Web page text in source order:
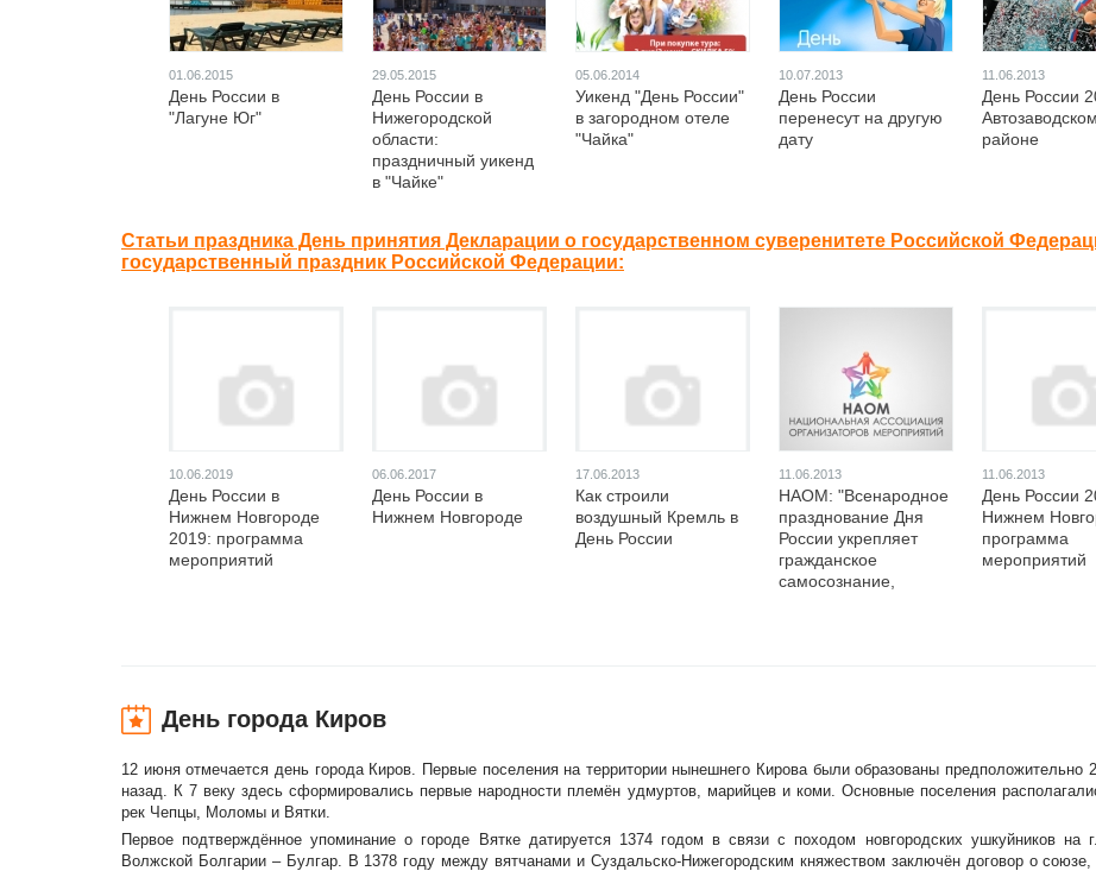
01.06.2015
День России в
"Лагуне Юг"
29.05.2015
День России в
Нижегородской
области:
праздничный уикенд
в "Чайке"
05.06.2014
Уикенд "День России"
в загородном отеле
"Чайка"
10.07.2013
День России
перенесут на другую
дату
11.06.2013
День России
Автозаводском
районе
Статьи праздника День принятия Декларации о государственном суверенитете Российской
государственный праздник Российской Федерации:
10.06.2019
День России в
Нижнем Новгороде
2019: программа
мероприятий
06.06.2017
День России в
Нижнем Новгороде
17.06.2013
Как строили
воздушный Кремль в
День России
11.06.2013
НАОМ: "Всенародное
празднование Дня
России укрепляет
гражданское
самосознание,
11.06.2013
День России
Нижнем
программа
мероприятий
День города Киров
12 июня отмечается день города Киров. Первые поселения на территории нынешнего Кирова были образованы предположительно
назад. К 7 веку здесь сформировались первые народности племён удмуртов, марийцев и коми. Основные поселения
рек Чепцы, Моломы и Вятки.
Первое подтверждённое упоминание о городе Вятке датируется 1374 годом в связи с походом новгородских ушкуйников на
Волжской Болгарии – Булгар. В 1378 году между вятчанами и Суздальско-Нижегородским княжеством заключён договор о